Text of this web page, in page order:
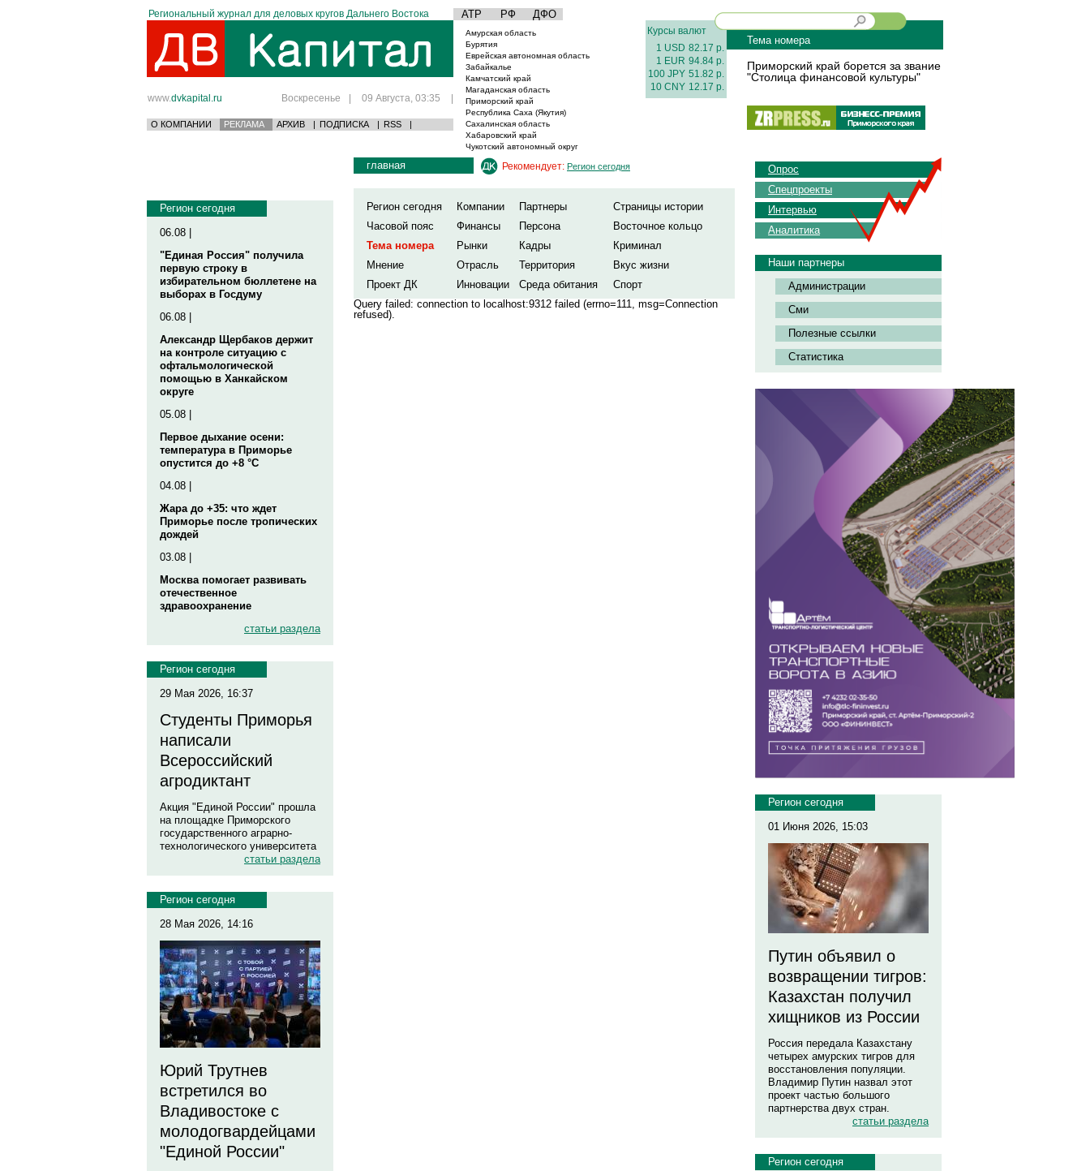
Региональный журнал для деловых кругов Дальнего Востока АТР РФ ДФО
www.dvkapital.ru Воскресенье | 09 Августа, 03:35 |
О КОМПАНИИ РЕКЛАМА АРХИВ | ПОДПИСКА | RSS |
Амурская область
Бурятия
Еврейская автономная область
Забайкалье
Камчатский край
Магаданская область
Приморский край
Республика Саха (Якутия)
Сахалинская область
Хабаровский край
Чукотский автономный округ
Курсы валют
1 USD 82.17 р.
1 EUR 94.84 р.
100 JPY 51.82 р.
10 CNY 12.17 р.
Тема номера
Приморский край борется за звание
"Столица финансовой культуры"
Регион сегодня
06.08 |
"Единая Россия" получила
первую строку в
избирательном бюллетене на
выборах в Госдуму
06.08 |
Александр Щербаков держит
на контроле ситуацию с
офтальмологической
помощью в Ханкайском
округе
05.08 |
Первое дыхание осени:
температура в Приморье
опустится до +8 °C
04.08 |
Жара до +35: что ждет
Приморье после тропических
дождей
03.08 |
Москва помогает развивать
отечественное
здравоохранение
статьи раздела
Регион сегодня
29 Мая 2026, 16:37
Студенты Приморья
написали
Всероссийский
агродиктант
Акция "Единой России" прошла
на площадке Приморского
государственного аграрно-
технологического университета
статьи раздела
Регион сегодня
28 Мая 2026, 14:16
Юрий Трутнев
встретился во
Владивостоке с
молодогвардейцами
"Единой России"
главная Рекомендует: Регион сегодня
Регион сегодня Компании Партнеры
Страницы истории
Часовой пояс
Финансы Персона
Восточное кольцо
Тема номера
Рынки Кадры
Криминал
Мнение
Отрасль Территория
Вкус жизни
Проект ДК
Инновации Среда обитания
Спорт
Query failed: connection to localhost:9312 failed (errno=111, msg=Connection
refused).
Опрос
Спецпроекты
Интервью
Аналитика
Наши партнеры
Администрации
Сми
Полезные ссылки
Статистика
Регион сегодня
01 Июня 2026, 15:03
Путин объявил о
возвращении тигров:
Казахстан получил
хищников из России
Россия передала Казахстану
четырех амурских тигров для
восстановления популяции.
Владимир Путин назвал этот
проект частью большого
партнерства двух стран.
статьи раздела
Регион сегодня